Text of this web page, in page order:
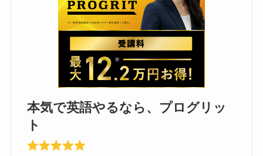
本気で英語やるなら、プログリッ
ト